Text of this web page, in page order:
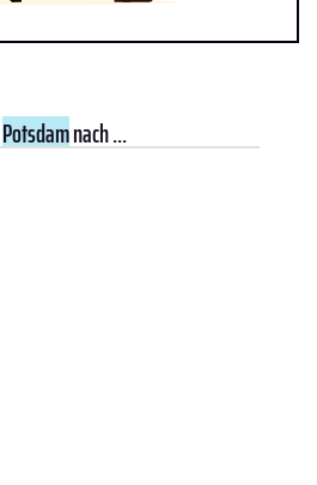
Potsdamnach ...